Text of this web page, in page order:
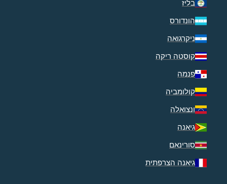
בליז
הונדורס
ניקרגואה
קוסטה ריקה
פנמה
קולומביה
ונצואלה
גיאנה
סורינאם
גיאנה הצרפתית